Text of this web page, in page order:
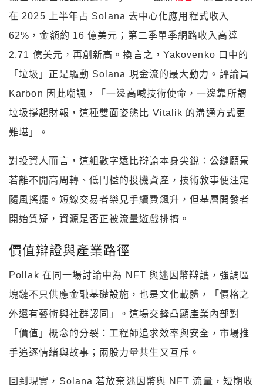
「垃圾」正是驅動 Solana 現金流的最大動力。評論員
Karbon 因此嘲諷，「一邊高喊技術使命，一邊靠所謂
垃圾撐起財報，這種雙面姿態比 Vitalik 的溝通方式更
難堪」。
對投資人而言，這組數字遠比辯論本身尖銳：公鏈願景
若離不開高周轉、低門檻的投機資產，技術敘事便注定
隨風搖擺。短線交易者樂見手續費飆升，但基層開發者
開始質疑，資源是否正被流量遊戲排擠。
價值辯證與產業路徑
外還有藝術與社群認同」。這場交鋒凸顯產業內部對
「價值」概念的分裂：工程師追求效率與安全，市場推
手追逐情緒與故事；兩股力量共生又互斥。
回到現實，Solana 若放棄迷因幣與 NFT 流量，短期收
入將立即縮水；若繼續擁抱，「數位垃圾」一詞就形同
自我拆台。這種兩難不是 Solana 獨有，而是整個公共
鏈商業模式的縮影。區塊鏈自稱去中心化，但手續費設